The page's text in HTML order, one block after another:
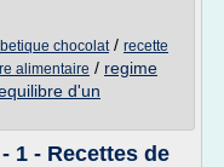
chocolat/ recette
alimentaire / regime
d'un
1 - Recettes de